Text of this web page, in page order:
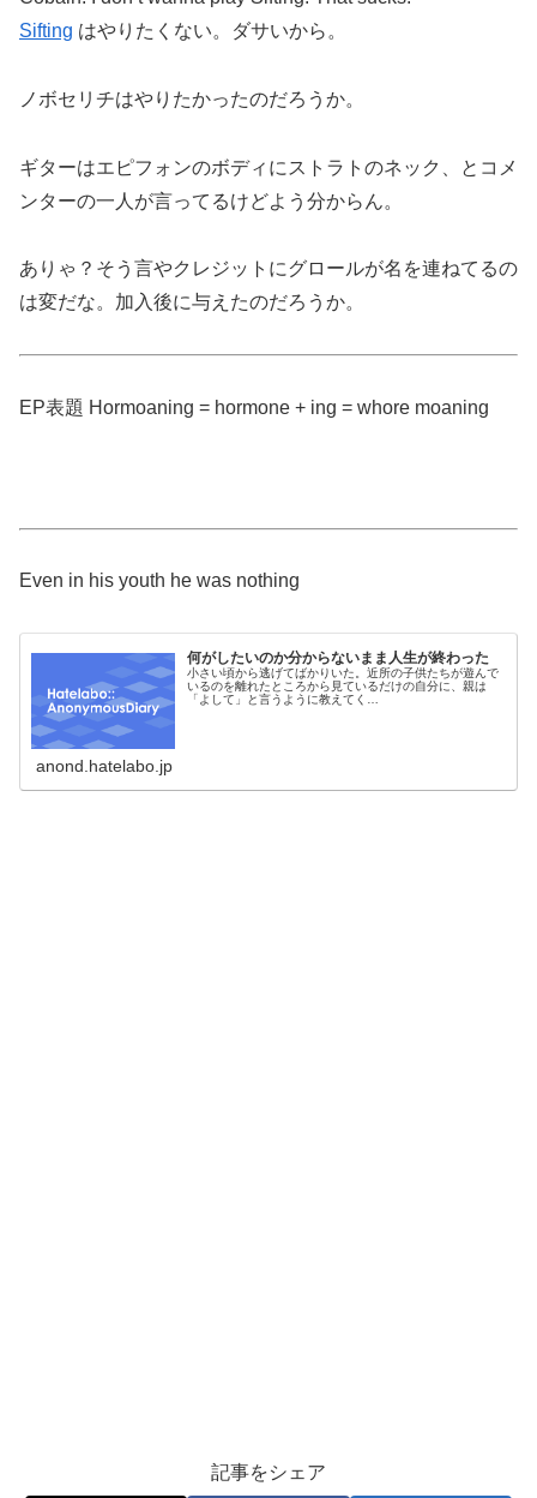
Sifting はやりたくない。ダサいから。
ノボセリチはやりたかったのだろうか。
ギターはエピフォンのボディにストラトのネック、とコメ
ンターの一人が言ってるけどよう分からん。
ありゃ？そう言やクレジットにグロールが名を連ねてるの
は変だな。加入後に与えたのだろうか。
EP表題 Hormoaning = hormone + ing = whore moaning
Even in his youth he was nothing
何がしたいのか分からないまま人生が終わった
小さい頃から逃げてばかりいた。近所の子供たちが遊んで
いるのを離れたところから見ているだけの自分に、親は
「よして」と言うように教えてく…
anond.hatelabo.jp
記事をシェア